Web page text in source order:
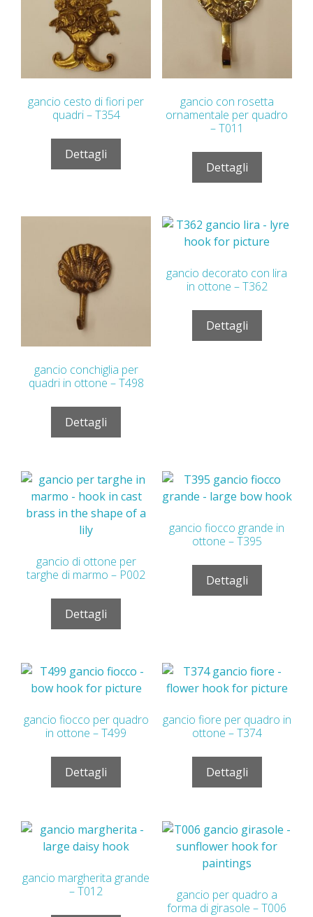
gancio cesto di fiori per
quadri – T354
Dettagli
gancio con rosetta
ornamentale per quadro
– T011
Dettagli
gancio conchiglia per
quadri in ottone – T498
Dettagli
gancio decorato con lira
in ottone – T362
Dettagli
gancio di ottone per
targhe di marmo – P002
Dettagli
gancio fiocco grande in
ottone – T395
Dettagli
gancio fiocco per quadro
in ottone – T499
Dettagli
gancio fiore per quadro in
ottone – T374
Dettagli
gancio margherita grande
– T012
gancio per quadro a
forma di girasole – T006